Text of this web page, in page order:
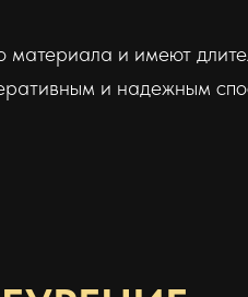
материала и имеют
и надежным